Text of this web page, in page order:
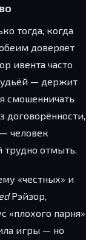
тогда, когда
доверяет
ивента часто
— держит
смошенничать
договорённости,
человек
трудно отмыть.
«честных» и
Рэйзор,
«плохого парня»
игры — но